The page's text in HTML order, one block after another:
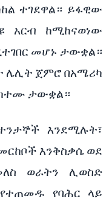
ተገደዋል። ይፋዊው
አርብ ከሚከናወነው
መሆኑ ታውቋል።
ሌሊት ጀምሮ በአሜሪካ
ታውቋል።
እንደሚሉት፣
እንቅስቃሴ ወደ
ወራትን ሊወስድ
የባሕር ላይ